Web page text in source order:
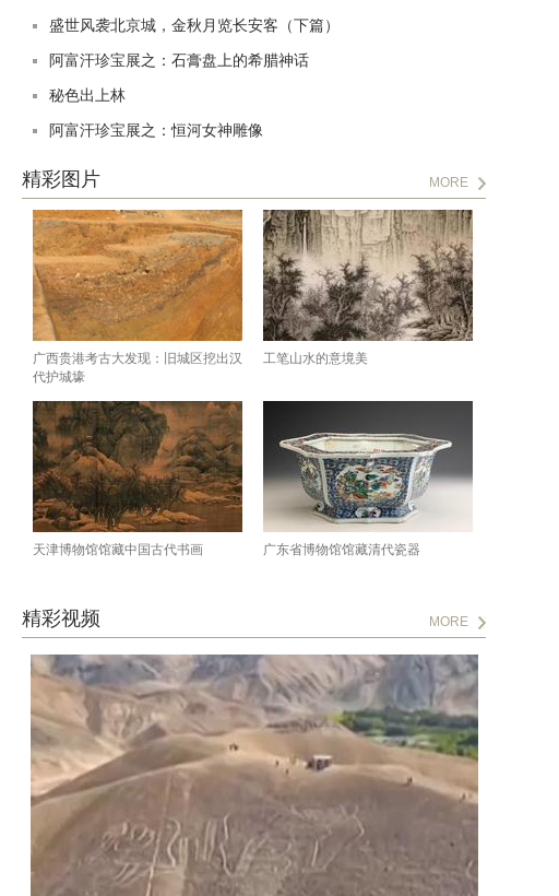
盛世风袭北京城，金秋月览长安客（下篇）
阿富汗珍宝展之：石膏盘上的希腊神话
秘色出上林
阿富汗珍宝展之：恒河女神雕像
精彩图片 MORE
广西贵港考古大发现：旧城区挖出汉
代护城壕
工笔山水的意境美
天津博物馆馆藏中国古代书画 广东省博物馆馆藏清代瓷器
精彩视频 MORE